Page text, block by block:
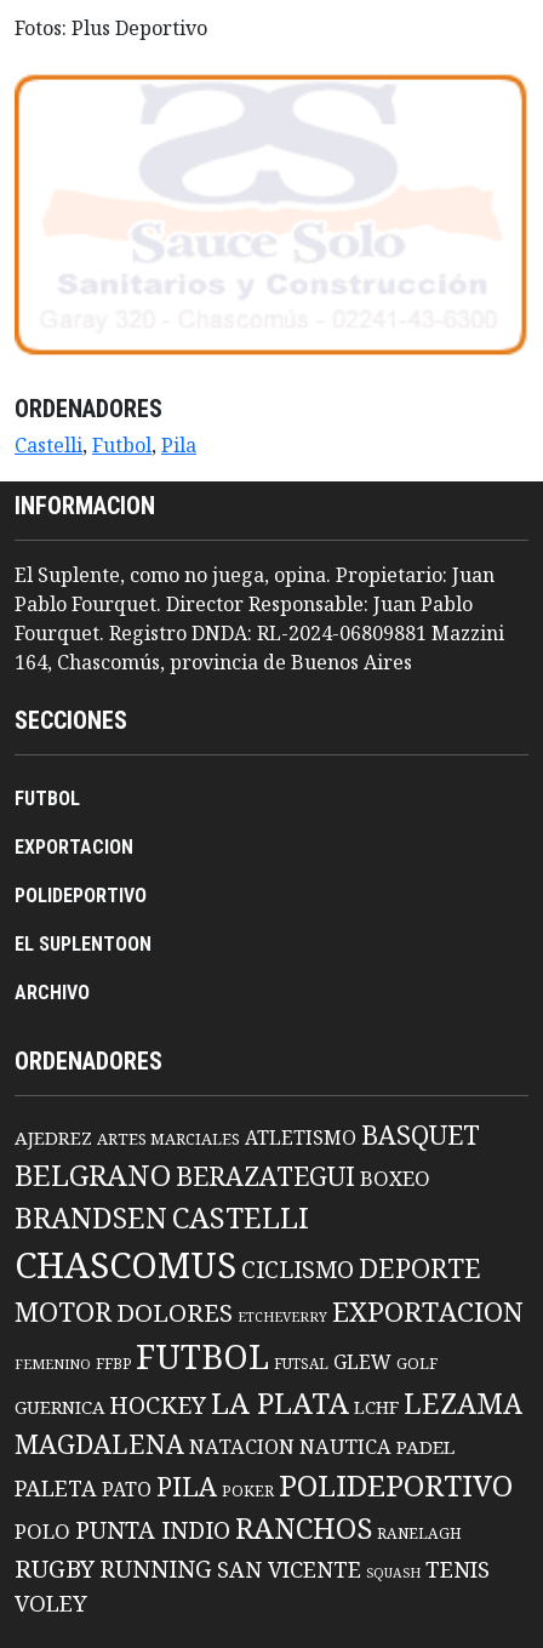
Fotos: Plus Deportivo
ORDENADORES
Castelli,Futbol,Pila
INFORMACION
El Suplente, como no juega, opina. Propietario: Juan
Pablo Fourquet. Director Responsable: Juan Pablo
Fourquet. Registro DNDA: RL-2024-06809881 Mazzini
164, Chascomús, provincia de Buenos Aires
SECCIONES
FUTBOL
EXPORTACION
POLIDEPORTIVO
EL SUPLENTOON
ARCHIVO
ORDENADORES
AJEDREZ ARTES MARCIALES ATLETISMO BASQUET
BELGRANO BERAZATEGUIBOXEO
BRANDSENCASTELLI
CHASCOMUS CICLISMO DEPORTE
MOTORDOLORES ETCHEVERRY EXPORTACION
FEMENINO FFBP FUTBOL FUTSAL GLEW GOLF
GUERNICA HOCKEYLA PLATA LCHF LEZAMA
MAGDALENANATACIONNAUTICA PADEL
PALETAPATO PILA POKER POLIDEPORTIVO
POLO PUNTA INDIO RANCHOS RANELAGH
RUGBYRUNNING SAN VICENTE SQUASH TENIS
VOLEY